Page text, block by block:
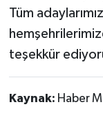
Tüm
teşekkür
Kaynak: Haber